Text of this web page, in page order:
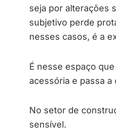
seja por alterações
subjetivo perde
nesses casos, é a
É nesse espaço
acessória e passa
No setor de
sensível.